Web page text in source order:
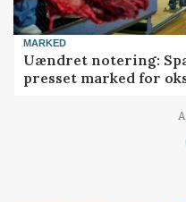
MARKED
Uændret notering:
presset marked for